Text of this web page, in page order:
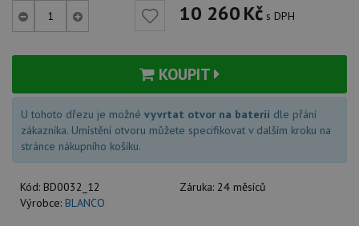
10 260Kč s DPH
KOUPIT
U tohoto dřezu je možné vyvrtat otvor na baterii dle přání
zákazníka. Umístění otvoru můžete specifikovat v dalším kroku na
stránce nákupního košíku.
Kód: BD0032_12 Záruka: 24 měsíců
Výrobce: BLANCO